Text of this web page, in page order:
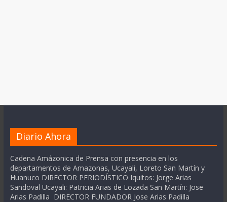
Diario Ahora
Cadena Amázonica de Prensa con presencia en los
departamentos de Amazonas, Ucayali, Loreto San Martín y
Huanuco DIRECTOR PERIODÍSTICO Iquitos: Jorge Arias
Sandoval Ucayali: Patricia Arias de Lozada San Martín: Jose
Arias Padilla DIRECTOR FUNDADOR Jose Arias Padilla